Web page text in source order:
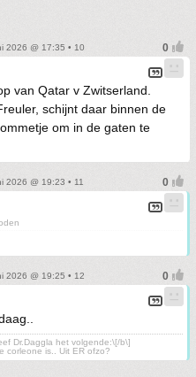
2026 @ 17:35 • 10
van Qatar v Zwitserland.
schijnt daar binnen de
om in de gaten te
2026 @ 19:23 • 11
2026 @ 19:25 • 12
Dr.Daggla het volgende:\[/b\]
corleone is.. Uit ER ofzo?